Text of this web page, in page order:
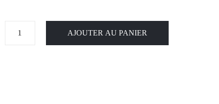
AJOUTER AU PANIER